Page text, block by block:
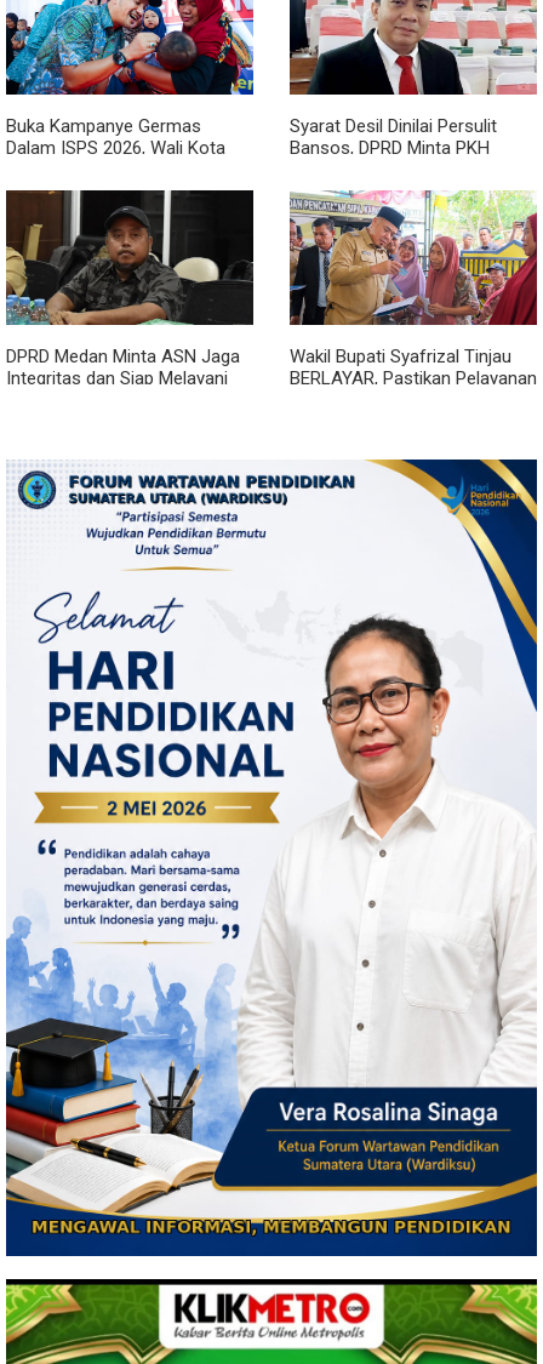
Buka Kampanye Germas
Dalam ISPS 2026, Wali Kota
Penurunan Stunting
Syarat Desil Dinilai Persulit
Bansos, DPRD Minta PKH
DPRD Medan Minta ASN Jaga
Integritas dan Siap Melayani
Wakil Bupati Syafrizal Tinjau
BERLAYAR, Pastikan Pelayanan